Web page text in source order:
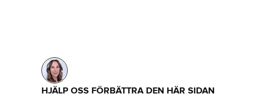
HJÄLP OSS FÖRBÄTTRA DEN HÄR SIDAN